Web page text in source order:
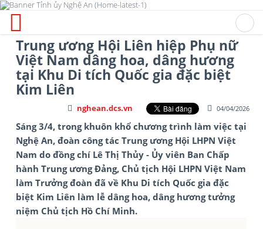
Trung ương Hội Liên hiệp Phụ nữ
Việt Nam dâng hoa, dâng hương
tại Khu Di tích Quốc gia đặc biệt
Kim Liên
04/04/2026
nghean.dcs.vn
Sáng 3/4, trong khuôn khổ chương trình làm việc tại
Nghệ An, đoàn công tác Trung ương Hội LHPN Việt
Nam do đồng chí Lê Thị Thủy - Ủy viên Ban Chấp
hành Trung ương Đảng, Chủ tịch Hội LHPN Việt Nam
làm Trưởng đoàn đã về Khu Di tích Quốc gia đặc
biệt Kim Liên làm lễ dâng hoa, dâng hương tưởng
niệm Chủ tịch Hồ Chí Minh.